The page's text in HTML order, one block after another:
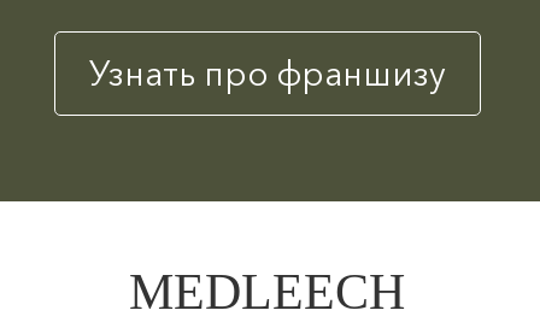
Узнать про франшизу
MEDLEECH